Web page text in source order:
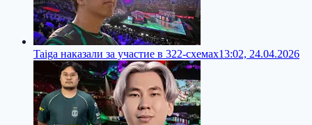
Taiga наказали за участие в 322-схемах13:02, 24.04.2026